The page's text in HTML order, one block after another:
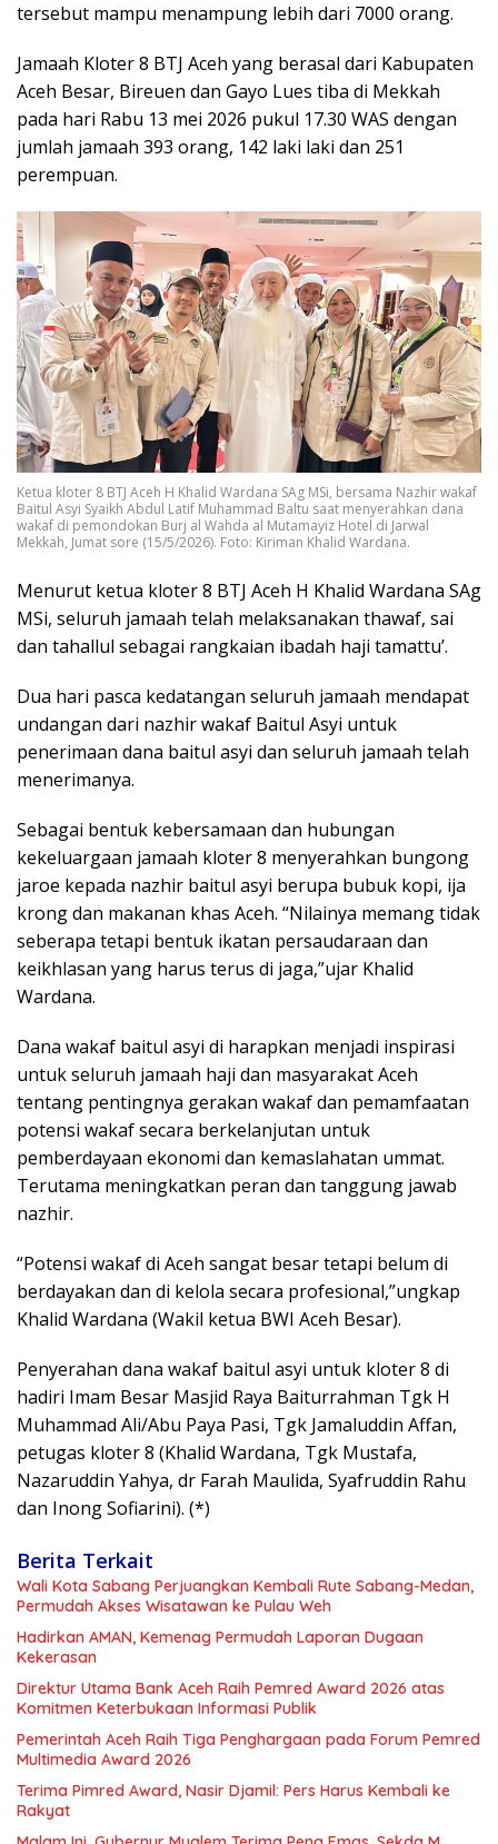
tersebut mampu menampung lebih dari 7000 orang.
Jamaah Kloter 8 BTJ Aceh yang berasal dari Kabupaten
Aceh Besar, Bireuen dan Gayo Lues tiba di Mekkah
pada hari Rabu 13 mei 2026 pukul 17.30 WAS dengan
jumlah jamaah 393 orang, 142 laki laki dan 251
perempuan.
Ketua kloter 8 BTJ Aceh H Khalid Wardana SAg MSi, bersama Nazhir wakaf
Baitul Asyi Syaikh Abdul Latif Muhammad Baltu saat menyerahkan dana
wakaf di pemondokan Burj al Wahda al Mutamayiz Hotel di Jarwal
Mekkah, Jumat sore (15/5/2026). Foto: Kiriman Khalid Wardana.
Menurut ketua kloter 8 BTJ Aceh H Khalid Wardana SAg
MSi, seluruh jamaah telah melaksanakan thawaf, sai
dan tahallul sebagai rangkaian ibadah haji tamattu’.
Dua hari pasca kedatangan seluruh jamaah mendapat
undangan dari nazhir wakaf Baitul Asyi untuk
penerimaan dana baitul asyi dan seluruh jamaah telah
menerimanya.
Sebagai bentuk kebersamaan dan hubungan
kekeluargaan jamaah kloter 8 menyerahkan bungong
jaroe kepada nazhir baitul asyi berupa bubuk kopi, ija
krong dan makanan khas Aceh. “Nilainya memang tidak
seberapa tetapi bentuk ikatan persaudaraan dan
keikhlasan yang harus terus di jaga,”ujar Khalid
Wardana.
Dana wakaf baitul asyi di harapkan menjadi inspirasi
untuk seluruh jamaah haji dan masyarakat Aceh
tentang pentingnya gerakan wakaf dan pemamfaatan
potensi wakaf secara berkelanjutan untuk
pemberdayaan ekonomi dan kemaslahatan ummat.
Terutama meningkatkan peran dan tanggung jawab
nazhir.
“Potensi wakaf di Aceh sangat besar tetapi belum di
berdayakan dan di kelola secara profesional,”ungkap
Khalid Wardana (Wakil ketua BWI Aceh Besar).
Penyerahan dana wakaf baitul asyi untuk kloter 8 di
hadiri Imam Besar Masjid Raya Baiturrahman Tgk H
Muhammad Ali/Abu Paya Pasi, Tgk Jamaluddin Affan,
petugas kloter 8 (Khalid Wardana, Tgk Mustafa,
Nazaruddin Yahya, dr Farah Maulida, Syafruddin Rahu
dan Inong Sofiarini). (*)
Berita Terkait
Wali Kota Sabang Perjuangkan Kembali Rute Sabang-Medan,
Permudah Akses Wisatawan ke Pulau Weh
Hadirkan AMAN, Kemenag Permudah Laporan Dugaan
Kekerasan
Direktur Utama Bank Aceh Raih Pemred Award 2026 atas
Komitmen Keterbukaan Informasi Publik
Pemerintah Aceh Raih Tiga Penghargaan pada Forum Pemred
Multimedia Award 2026
Terima Pimred Award, Nasir Djamil: Pers Harus Kembali ke
Rakyat